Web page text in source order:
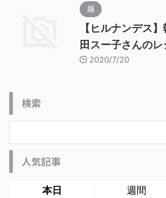
麺
【ヒルナンデス
田スー子さんのレ
2020/7/20
検索
人気記事
本日 週間